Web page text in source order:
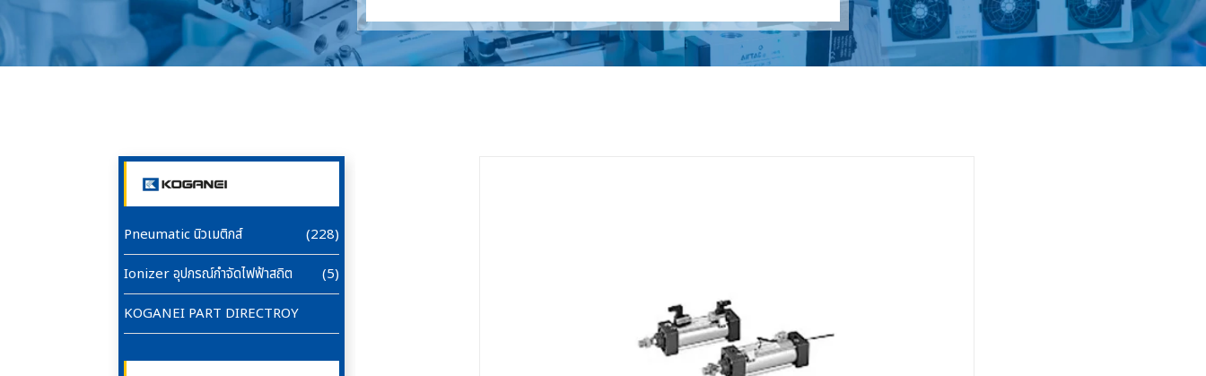
Pneumatic นิวเมติกส์
(228)
Ionizer อุปกรณ์กำจัดไฟฟ้าสถิต
(5)
KOGANEI PART DIRECTROY